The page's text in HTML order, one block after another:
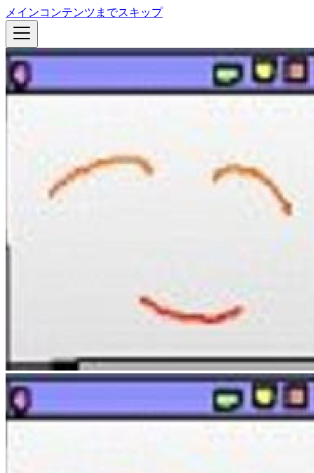
メインコンテンツまでスキップ